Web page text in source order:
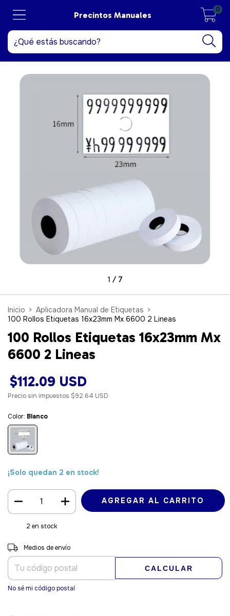
Precintos Manuales
0
1 / 7
Inicio > Aplicadora Manual de Etiquetas >
100 Rollos Etiquetas 16x23mm Mx 6600 2 Lineas
100 Rollos Etiquetas 16x23mm Mx
6600 2 Lineas
$112.09 USD
Precio sin impuestos $92.64 USD
Color: Blanco
¡Solo quedan 2 en stock!
2 en stock
Entregas para el CP:
Medios de envío
CALCULAR
No sé mi código postal